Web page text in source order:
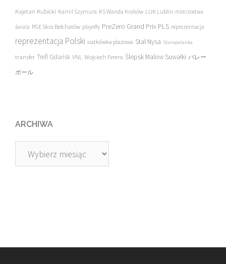
Kajetan Kubicki Kamil Szymura KS Wanda Kraków LUK Lublin mistrzostwa
świata PGE Skra Bełchatów playoffy PreZero Grand Prix PLS reprezentacja
reprezentacja Polski siatkówka plażowa Stal Nysa Staropolanka
transfer Trefl Gdańsk VNL Wojciech Ferens Ślepsk Malow Suwałki バレー
ボール
ARCHIWA
Archiwa